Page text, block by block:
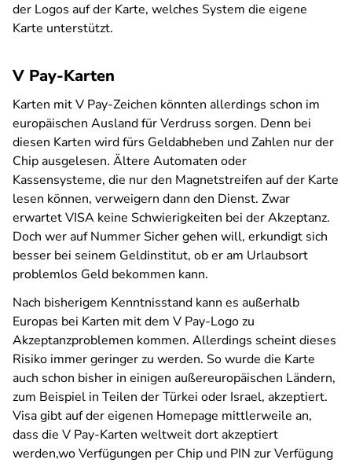
der Logos auf der Karte, welches System die eigene
Karte unterstützt.
V Pay-Karten
Karten mit V Pay-Zeichen könnten allerdings schon im
europäischen Ausland für Verdruss sorgen. Denn bei
diesen Karten wird fürs Geldabheben und Zahlen nur der
Chip ausgelesen. Ältere Automaten oder
Kassensysteme, die nur den Magnetstreifen auf der Karte
lesen können, verweigern dann den Dienst. Zwar
erwartet VISA keine Schwierigkeiten bei der Akzeptanz.
Doch wer auf Nummer Sicher gehen will, erkundigt sich
besser bei seinem Geldinstitut, ob er am Urlaubsort
problemlos Geld bekommen kann.
Nach bisherigem Kenntnisstand kann es außerhalb
Europas bei Karten mit dem V Pay-Logo zu
Akzeptanzproblemen kommen. Allerdings scheint dieses
Risiko immer geringer zu werden. So wurde die Karte
auch schon bisher in einigen außereuropäischen Ländern,
zum Beispiel in Teilen der Türkei oder Israel, akzeptiert.
Visa gibt auf der eigenen Homepage mittlerweile an,
dass die V Pay-Karten weltweit dort akzeptiert
werden,wo Verfügungen per Chip und PIN zur Verfügung